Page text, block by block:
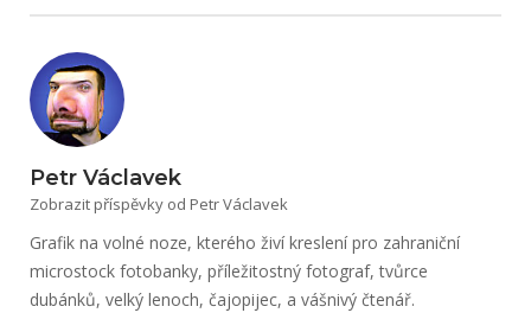
Petr Václavek
Zobrazit příspěvky od Petr Václavek
Grafik na volné noze, kterého živí kreslení pro zahraniční
microstock fotobanky, příležitostný fotograf, tvůrce
dubánků, velký lenoch, čajopijec, a vášnivý čtenář.